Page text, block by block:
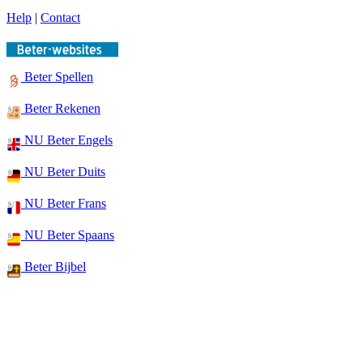
Help | Contact
Beter Spellen
Beter Rekenen
NU Beter Engels
NU Beter Duits
NU Beter Frans
NU Beter Spaans
Beter Bijbel